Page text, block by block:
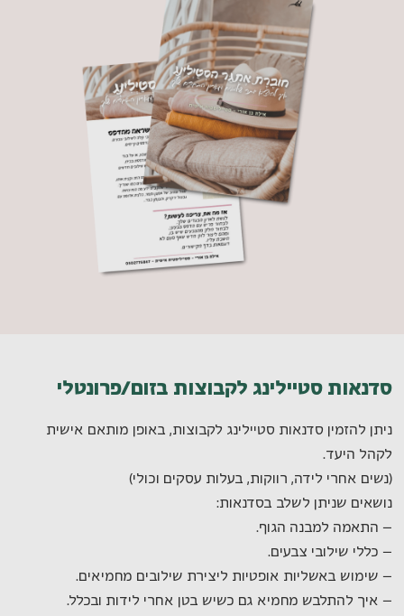
סדנאות סטיילינג לקבוצות בזום/פרונטלי
ניתן להזמין סדנאות סטיילינג לקבוצות, באופן מותאם אישית
לקהל היעד.
(נשים אחרי לידה, רווקות, בעלות עסקים וכולי)
נושאים שניתן לשלב בסדנאות:
– התאמה למבנה הגוף.
– כללי שילובי צבעים.
– שימוש באשליות אופטיות ליצירת שילובים מחמיאים.
– איך להתלבש מחמיא גם כשיש בטן אחרי לידות ובכלל.